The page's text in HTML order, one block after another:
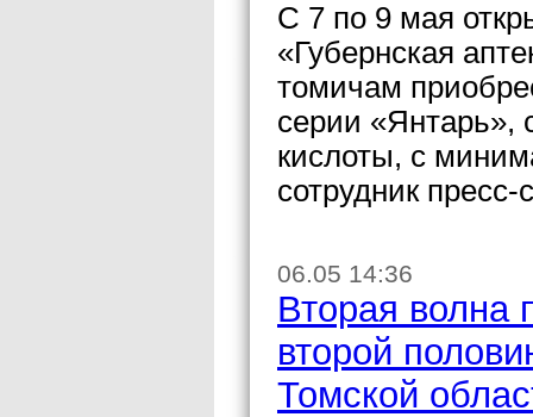
С 7 по 9 мая
«Губернская
томичам
серии «Янтарь»,
кислоты, с
сотрудник
06.05 14:36
Вторая волна
второй
Томской